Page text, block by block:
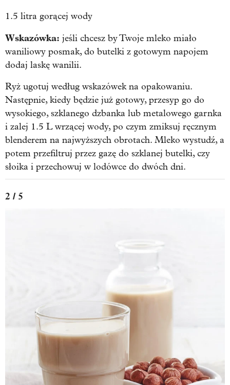
1.5 litra gorącej wody
Wskazówka: jeśli chcesz by Twoje mleko miało
waniliowy posmak, do butelki z gotowym napojem
dodaj laskę wanilii.
Ryż ugotuj według wskazówek na opakowaniu.
Następnie, kiedy będzie już gotowy, przesyp go do
wysokiego, szklanego dzbanka lub metalowego garnka
i zalej 1.5 L wrzącej wody, po czym zmiksuj ręcznym
blenderem na najwyższych obrotach. Mleko wystudź, a
potem przefiltruj przez gazę do szklanej butelki, czy
słoika i przechowuj w lodówce do dwóch dni.
2 / 5